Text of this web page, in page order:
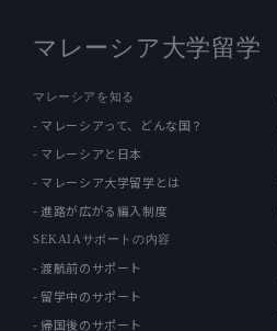
マレーシア大学留学
マレーシアを知る
- マレーシアって、どんな国？
- マレーシアと日本
- マレーシア大学留学とは
- 進路が広がる編入制度
SEKAIAサポートの内容
- 渡航前のサポート
- 留学中のサポート
- 帰国後のサポート